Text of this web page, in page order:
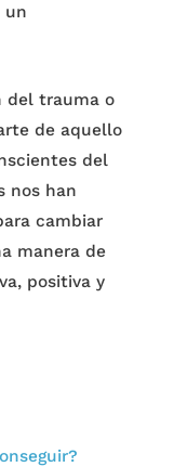
un
del trauma o
de aquello
del
nos han
cambiar
manera de
positiva y